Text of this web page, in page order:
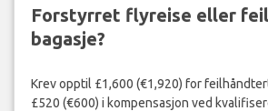
Forstyrret flyreise eller
bagasje?
Krev opptil £1,600 (€1,920) for
£520 (€600) i kompensasjon ved